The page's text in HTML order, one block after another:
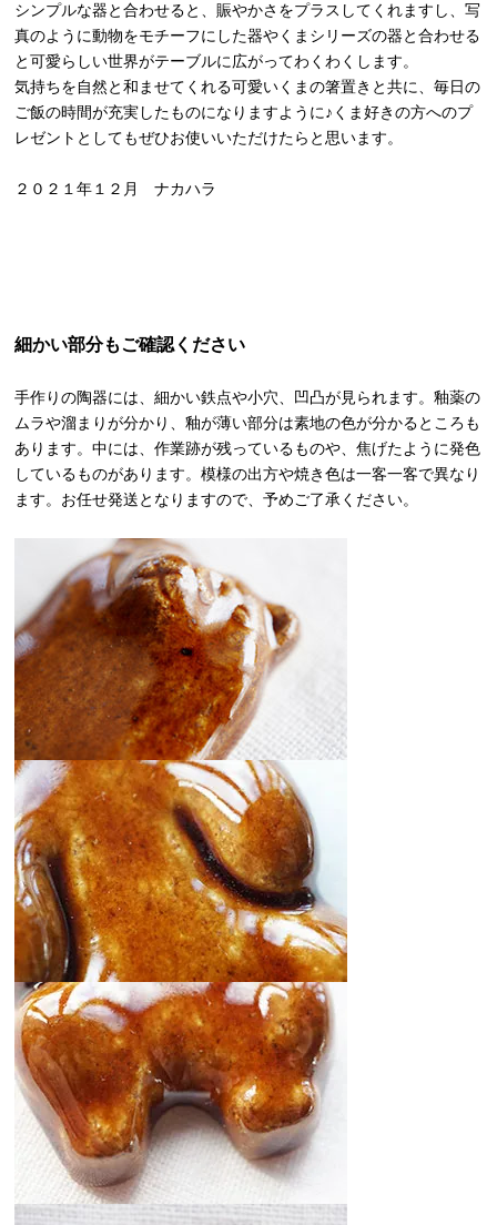
シンプルな器と合わせると、賑やかさをプラスしてくれますし、写
真のように動物をモチーフにした器やくまシリーズの器と合わせる
と可愛らしい世界がテーブルに広がってわくわくします。
気持ちを自然と和ませてくれる可愛いくまの箸置きと共に、毎日の
ご飯の時間が充実したものになりますように♪くま好きの方へのプ
レゼントとしてもぜひお使いいただけたらと思います。
２０２１年１２月 ナカハラ
細かい部分もご確認ください
手作りの陶器には、細かい鉄点や小穴、凹凸が見られます。釉薬の
ムラや溜まりが分かり、釉が薄い部分は素地の色が分かるところも
あります。中には、作業跡が残っているものや、焦げたように発色
しているものがあります。模様の出方や焼き色は一客一客で異なり
ます。お任せ発送となりますので、予めご了承ください。